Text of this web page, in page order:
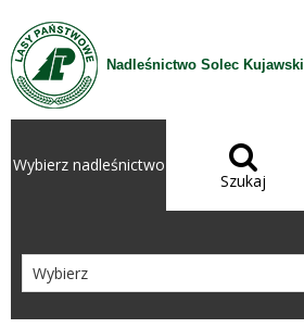
Przejdź do treści
Nadleśnictwo Solec Kujawski
Wybierz nadleśnictwo 
Szukaj